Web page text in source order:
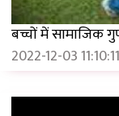
बच्चों में सामाजिक
2022-12-03 11:10:11